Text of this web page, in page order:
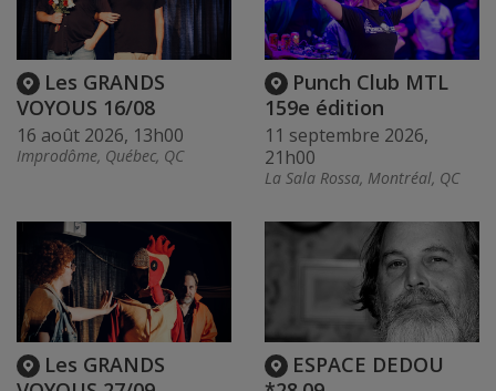
Les GRANDS
VOYOUS 16/08
16 août 2026, 13h00
Improdôme, Québec, QC
Punch Club MTL
159e édition
11 septembre 2026,
21h00
La Sala Rossa, Montréal, QC
Les GRANDS
ESPACE DEDOU